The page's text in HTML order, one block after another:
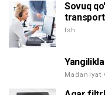
Sovuq
Ish
Madaniyat